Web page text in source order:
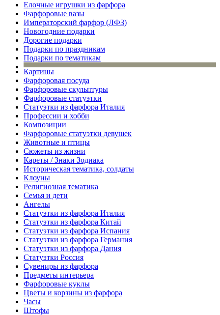
Елочные игрушки из фарфора
Фарфоровые вазы
Императорский фарфор (ЛФЗ)
Новогодние подарки
Дорогие подарки
Подарки по праздникам
Подарки по тематикам
Картины
Фарфоровая посуда
Фарфоровые скульптуры
Фарфоровые статуэтки
Статуэтки из фарфора Италия
Профессии и хобби
Композиции
Фарфоровые статуэтки девушек
Животные и птицы
Сюжеты из жизни
Кареты / Знаки Зодиака
Историческая тематика, солдаты
Клоуны
Религиозная тематика
Семья и дети
Ангелы
Статуэтки из фарфора Италия
Статуэтки из фарфора Китай
Статуэтки из фарфора Испания
Статуэтки из фарфора Германия
Статуэтки из фарфора Дания
Статуэтки Россия
Сувениры из фарфора
Предметы интерьера
Фарфоровые куклы
Цветы и корзины из фарфора
Часы
Штофы